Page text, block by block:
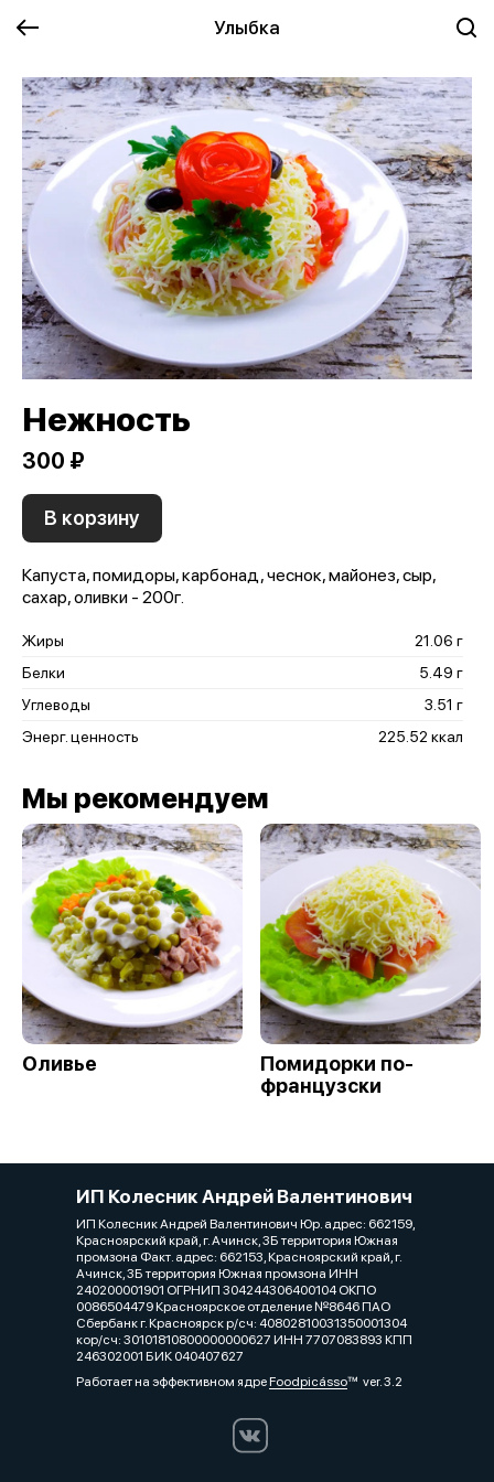
Улыбка
Нежность
300 ₽
В корзину
Капуста, помидоры, карбонад, чеснок, майонез, сыр,
сахар, оливки - 200г.
Жиры
21.06 г
Белки
5.49 г
Углеводы
3.51 г
Энерг. ценность
225.52 ккал
Мы рекомендуем
Оливье
Помидорки по-
французски
ИП Колесник Андрей Валентинович
ИП Колесник Андрей Валентинович Юр. адрес: 662159,
Красноярский край, г. Ачинск, 3Б территория Южная
промзона Факт. адрес: 662153, Красноярский край, г.
Ачинск, 3Б территория Южная промзона ИНН
240200001901 ОГРНИП 304244306400104 ОКПО
0086504479 Красноярское отделение №8646 ПАО
Сбербанк г. Красноярск р/сч: 40802810031350001304
кор/сч: 30101810800000000627 ИНН 7707083893 КПП
246302001 БИК 040407627
Работает на эффективном ядреFoodpicássover. 3.2